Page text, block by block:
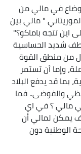
في مالي من
" مالي بين
اين تتجه باماكو؟"
شديد الحساسية
من منطق القوة
وإما أن تستمر
بما قد يدفع البلاد
والفوضى.. فما
مالي ؟ في اي
يمكن لمالي أن
الوطنية دون